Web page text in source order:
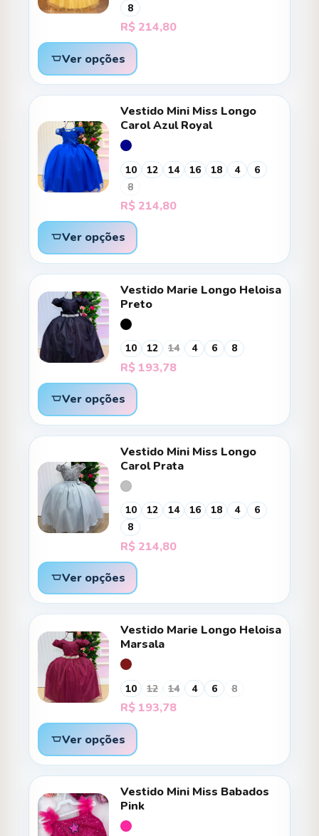
8
R$ 214,80
Ver opções
Vestido Mini Miss Longo
Carol Azul Royal
10 12 14 16 18 4
6
8
R$ 214,80
Ver opções
Vestido Marie Longo Heloisa
Preto
10 12 14 4 6 8
R$ 193,78
Ver opções
Vestido Mini Miss Longo
Carol Prata
10 12 14 16 18 4
6
8
R$ 214,80
Ver opções
Vestido Marie Longo Heloisa
Marsala
10 12 14 4 6 8
R$ 193,78
Ver opções
Vestido Mini Miss Babados
Pink